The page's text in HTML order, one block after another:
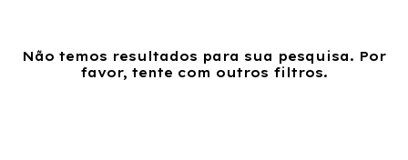
Não temos resultados para sua pesquisa. Por
favor, tente com outros filtros.